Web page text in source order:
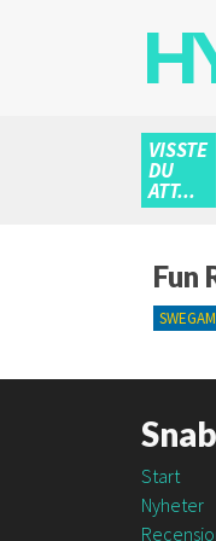
VISSTE
DU
ATT...
Fun
Start
Nyheter